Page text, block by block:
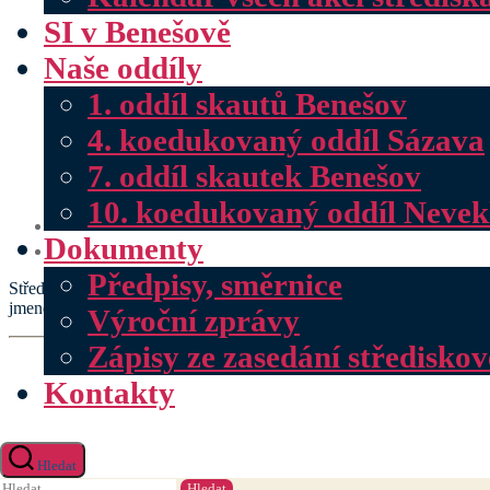
SI v Benešově
Naše oddíly
1. oddíl skautů Benešov
4. koedukovaný oddíl Sázava
7. oddíl skautek Benešov
10. koedukovaný oddíl
Dokumenty
Předpisy, směrnice
Výroční zprávy
Zápisy ze zasedání
Kontakty
Hledat
Střediskový sněm je událost, která se koná zpravidla jednou za 3
jmenovanou funkci – vůdci oddílů a jejich zástupci, zpravodajové,